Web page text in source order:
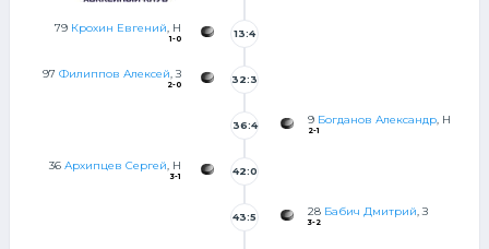
79 Крохин Евгений, Н
1-0 13:4
97 Филиппов Алексей, З
2-0 32:3
9 Богданов Александр, Н
2-1
36:4
36 Архипцев Сергей, Н
3-1 42:0
28 Бабич Дмитрий, З
3-2
43:5